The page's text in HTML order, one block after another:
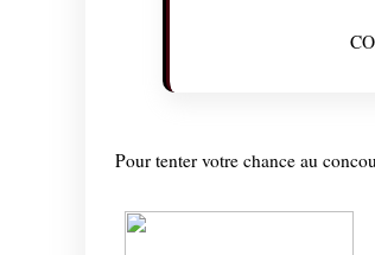
Pour tenter votre chance au